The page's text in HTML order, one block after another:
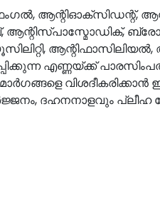
ആന്റിഓക്‌സിഡന്റ്,
ആന്റിസ്പാസ്മോഡിക്,
എണ്ണയ്ക്ക്
ദഹനനാളവും പ്ലീഹ